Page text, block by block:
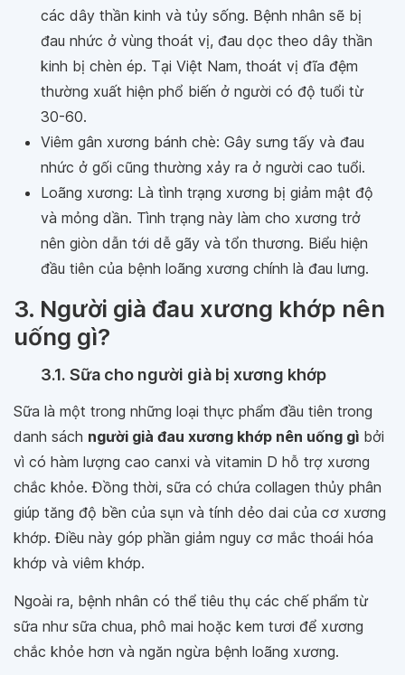
các dây thần kinh và tủy sống. Bệnh nhân sẽ bị
đau nhức ở vùng thoát vị, đau dọc theo dây thần
kinh bị chèn ép. Tại Việt Nam, thoát vị đĩa đệm
thường xuất hiện phổ biến ở người có độ tuổi từ
30-60.
Viêm gân xương bánh chè: Gây sưng tấy và đau
nhức ở gối cũng thường xảy ra ở người cao tuổi.
Loãng xương: Là tình trạng xương bị giảm mật độ
và mỏng dần. Tình trạng này làm cho xương trở
nên giòn dẫn tới dễ gãy và tổn thương. Biểu hiện
đầu tiên của bệnh loãng xương chính là đau lưng.
3. Người già đau xương khớp nên
uống gì?
3.1. Sữa cho người già bị xương khớp
Sữa là một trong những loại thực phẩm đầu tiên trong
danh sách người già đau xương khớp nên uống gì bởi
vì có hàm lượng cao canxi và vitamin D hỗ trợ xương
chắc khỏe. Đồng thời, sữa có chứa collagen thủy phân
giúp tăng độ bền của sụn và tính dẻo dai của cơ xương
khớp. Điều này góp phần giảm nguy cơ mắc thoái hóa
khớp và viêm khớp.
Ngoài ra, bệnh nhân có thể tiêu thụ các chế phẩm từ
sữa như sữa chua, phô mai hoặc kem tươi để xương
chắc khỏe hơn và ngăn ngừa bệnh loãng xương.